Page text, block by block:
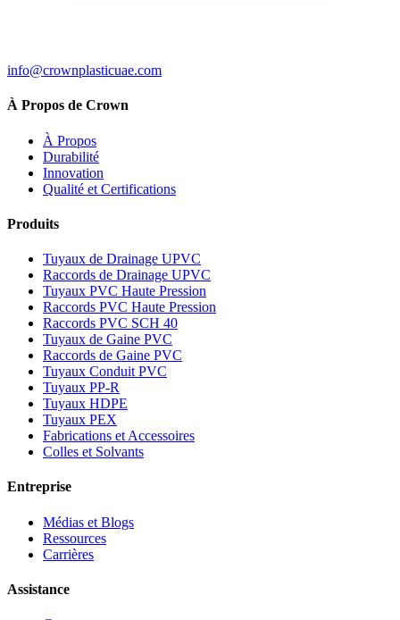
info@crownplasticuae.com
À Propos de Crown
À Propos
Durabilité
Innovation
Qualité et Certifications
Produits
Tuyaux de Drainage UPVC
Raccords de Drainage UPVC
Tuyaux PVC Haute Pression
Raccords PVC Haute Pression
Raccords PVC SCH 40
Tuyaux de Gaine PVC
Raccords de Gaine PVC
Tuyaux Conduit PVC
Tuyaux PP-R
Tuyaux HDPE
Tuyaux PEX
Fabrications et Accessoires
Colles et Solvants
Entreprise
Médias et Blogs
Ressources
Carrières
Assistance